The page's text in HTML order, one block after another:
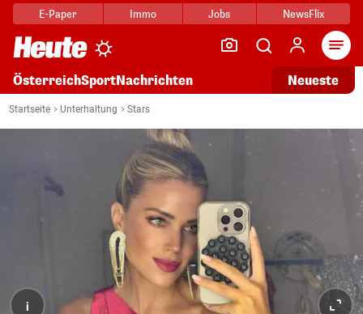
E-Paper Immo Jobs NewsFlix
ÖsterreichSportNachrichten Neueste
Startseite Unterhaltung Stars
i